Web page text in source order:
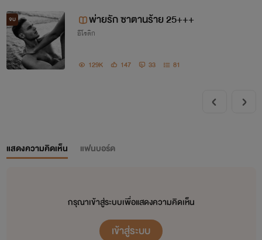
จบ พ่ายรัก ซาตานร้าย 25+++
อีโรติก
129K 147 33 81
แสดงความคิดเห็น แฟนบอร์ด
กรุณาเข้าสู่ระบบเพื่อแสดงความคิดเห็น
เข้าสู่ระบบ